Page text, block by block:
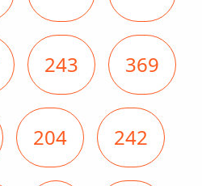
243 369
204 242